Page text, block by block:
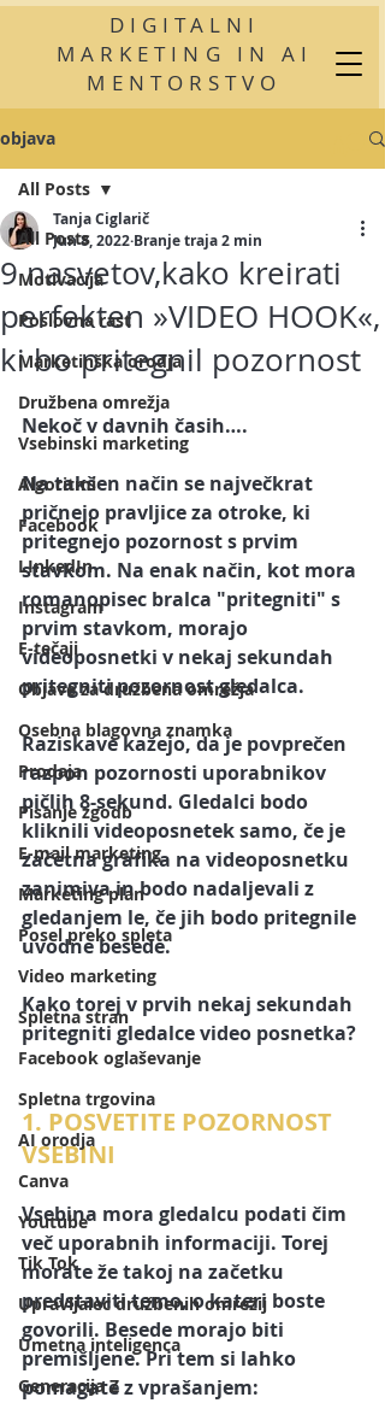
DIGITALNI
MARKETING IN AI
MENTORSTVO
objava
All Posts
Motivacija
Poslovna rast
Marketinška orodja
Družbena omrežja
Vsebinski marketing
Algoritmi
Facebook
LInkedIn
Instagram
E-tečaji
Objave za družbena omrežja
Osebna blagovna znamka
Prodaja
Pisanje zgodb
E-mail marketing
Marketing plan
Posel preko spleta
Video marketing
Spletna stran
Facebook oglaševanje
Spletna trgovina
AI orodja
Canva
Youtube
Tik Tok
Upravljalec družbenih omrežij
Umetna inteligenca
Generacija Z
All Posts
9 nasvetov,kako kreirati
perfekten »VIDEO HOOK«,
ki bo pritegnil pozornost
Tanja Ciglarič
Jun 8, 2022 Branje traja 2 min
Nekoč v davnih časih….
Na takšen način se največkrat
pričnejo pravljice za otroke, ki
pritegnejo pozornost s prvim
stavkom. Na enak način, kot mora
romanopisec bralca "pritegniti" s
prvim stavkom, morajo
videoposnetki v nekaj sekundah
pritegniti pozornost gledalca.
Raziskave kažejo, da je povprečen
razpon pozornosti uporabnikov
pičlih 8-sekund. Gledalci bodo
kliknili videoposnetek samo, če je
začetna grafika na videoposnetku
zanimiva in bodo nadaljevali z
gledanjem le, če jih bodo pritegnile
uvodne besede.
Kako torej v prvih nekaj sekundah
pritegniti gledalce video posnetka?
1. POSVETITE POZORNOST
VSEBINI
Vsebina mora gledalcu podati čim
več uporabnih informaciji. Torej
morate že takoj na začetku
predstaviti temo, o kateri boste
govorili. Besede morajo biti
premišljene. Pri tem si lahko
pomagate z vprašanjem: